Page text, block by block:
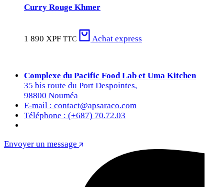
Curry Rouge Khmer
1 890 XPF TTC Achat express
Complexe du Pacific Food Lab et Uma Kitchen
35 bis route du Port Despointes,
98800 Nouméa
E-mail : contact@apsaraco.com
Téléphone : (+687) 70.72.03
Envoyer un message